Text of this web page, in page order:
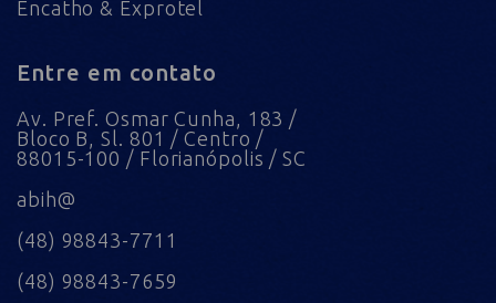
Encatho & Exprotel
Entre em contato
Av. Pref. Osmar Cunha, 183 /
Bloco B, Sl. 801 / Centro /
88015-100 / Florianópolis / SC
abih@
(48) 98843-7711
(48) 98843-7659